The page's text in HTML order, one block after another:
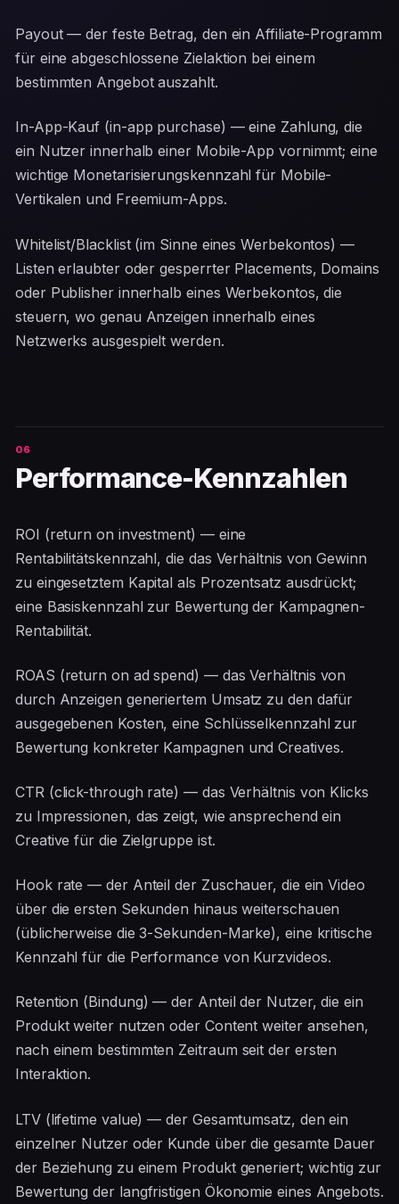
Payout — der feste Betrag, den ein Affiliate-Programm
für eine abgeschlossene Zielaktion bei einem
bestimmten Angebot auszahlt.
In-App-Kauf (in-app purchase) — eine Zahlung, die
ein Nutzer innerhalb einer Mobile-App vornimmt; eine
wichtige Monetarisierungskennzahl für Mobile-
Vertikalen und Freemium-Apps.
Whitelist/Blacklist (im Sinne eines Werbekontos) —
Listen erlaubter oder gesperrter Placements, Domains
oder Publisher innerhalb eines Werbekontos, die
steuern, wo genau Anzeigen innerhalb eines
Netzwerks ausgespielt werden.
Performance-Kennzahlen
ROI (return on investment) — eine
Rentabilitätskennzahl, die das Verhältnis von Gewinn
zu eingesetztem Kapital als Prozentsatz ausdrückt;
eine Basiskennzahl zur Bewertung der Kampagnen-
Rentabilität.
ROAS (return on ad spend) — das Verhältnis von
durch Anzeigen generiertem Umsatz zu den dafür
ausgegebenen Kosten, eine Schlüsselkennzahl zur
Bewertung konkreter Kampagnen und Creatives.
CTR (click-through rate) — das Verhältnis von Klicks
zu Impressionen, das zeigt, wie ansprechend ein
Creative für die Zielgruppe ist.
Hook rate — der Anteil der Zuschauer, die ein Video
über die ersten Sekunden hinaus weiterschauen
(üblicherweise die 3-Sekunden-Marke), eine kritische
Kennzahl für die Performance von Kurzvideos.
Retention (Bindung) — der Anteil der Nutzer, die ein
Produkt weiter nutzen oder Content weiter ansehen,
nach einem bestimmten Zeitraum seit der ersten
Interaktion.
LTV (lifetime value) — der Gesamtumsatz, den ein
einzelner Nutzer oder Kunde über die gesamte Dauer
der Beziehung zu einem Produkt generiert; wichtig zur
Bewertung der langfristigen Ökonomie eines Angebots.